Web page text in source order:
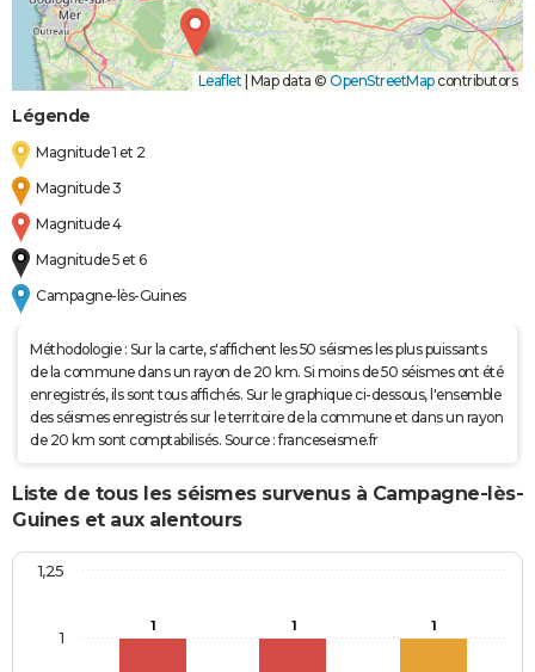
Leaflet Map data © OpenStreetMapcontributors
Légende
Magnitude 1 et 2
Magnitude 3
Magnitude 4
Magnitude 5 et 6
Campagne-lès-Guines
Méthodologie : Sur la carte, s'affichent les 50 séismes les plus puissants
de la commune dans un rayon de 20 km. Si moins de 50 séismes ont été
enregistrés, ils sont tous affichés. Sur le graphique ci-dessous, l'ensemble
des séismes enregistrés sur le territoire de la commune et dans un rayon
de 20 km sont comptabilisés. Source : franceseisme.fr
Liste de tous les séismes survenus à Campagne-lès-
Guines et aux alentours
1 1 1
1
1,25